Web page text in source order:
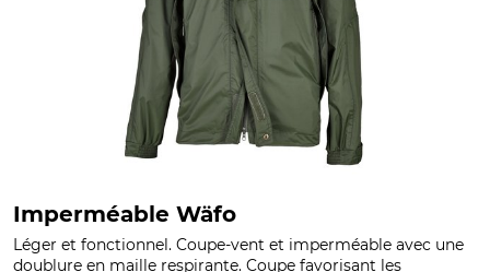
Imperméable Wäfo
Léger et fonctionnel. Coupe-vent et imperméable avec une
doublure en maille respirante. Coupe favorisant les